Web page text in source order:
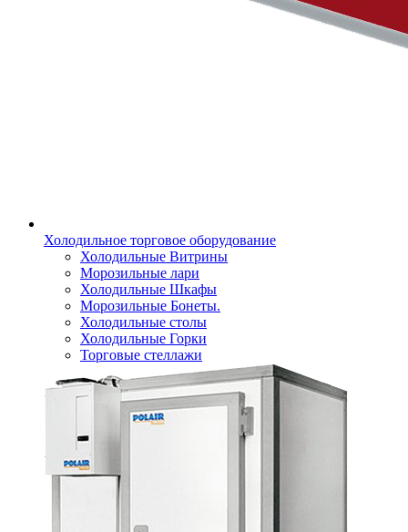
Холодильное торговое оборудование
Холодильные Витрины
Морозильные лари
Холодильные Шкафы
Морозильные Бонеты.
Холодильные столы
Холодильные Горки
Торговые стеллажи